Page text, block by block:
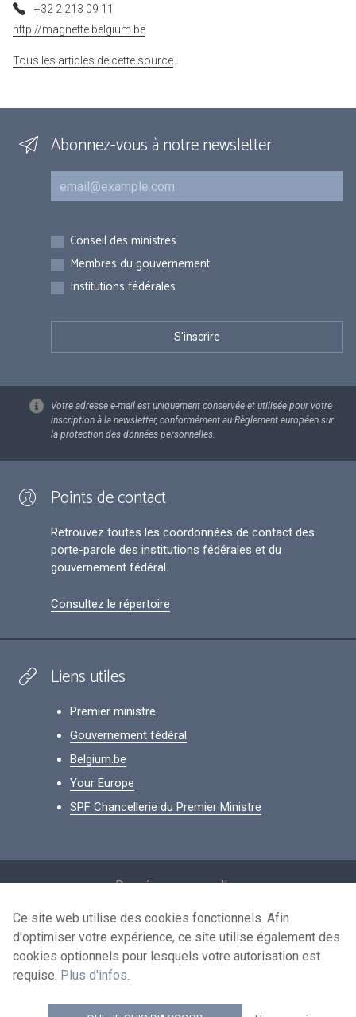
+32 2 213 09 11
http://magnette.belgium.be
Tous les articles de cette source
Abonnez-vous à notre newsletter
Courriel
Inscriptions
Conseil des ministres
Membres du gouvernement
Institutions fédérales
Votre adresse e-mail est uniquement conservée et utilisée pour votre
inscription à la newsletter, conformément au Règlement européen sur
la protection des données personnelles.
Points de contact
Retrouvez toutes les coordonnées de contact des
porte-parole des institutions fédérales et du
gouvernement fédéral.
Consultez le répertoire
Liens utiles
Premier ministre
Gouvernement fédéral
Belgium.be
Your Europe
SPF Chancellerie du Premier Ministre
Données personnelles
Conditions de réutilisation
Contactez-nous
Ce site web utilise des cookies fonctionnels. Afin
d'optimiser votre expérience, ce site utilise également des
cookies optionnels pour lesquels votre autorisation est
requise. Plus d'infos.